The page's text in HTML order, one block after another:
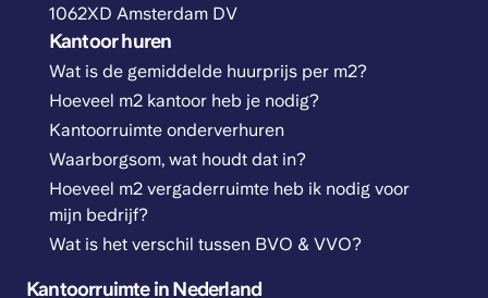
1062XD Amsterdam DV
Kantoor huren
Wat is de gemiddelde huurprijs per m2?
Hoeveel m2 kantoor heb je nodig?
Kantoorruimte onderverhuren
Waarborgsom, wat houdt dat in?
Hoeveel m2 vergaderruimte heb ik nodig voor
mijn bedrijf?
Wat is het verschil tussen BVO & VVO?
Kantoorruimte in Nederland